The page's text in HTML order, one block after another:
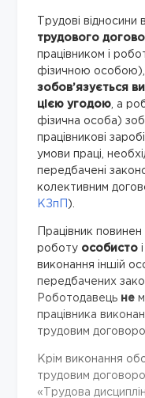
Трудові
трудового
працівником і
фізичною
зобов’язується
цією угодою , а
фізична особа)
працівникові
умови праці,
передбачені
колективним
КЗпП
).
Працівник
роботу особисто
виконання іншій
передбачених
Роботодавець не
працівника
трудовим
Крім виконання
трудовим
«Трудова